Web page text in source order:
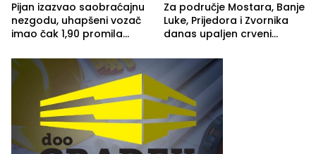
Pijan izazvao saobraćajnu
nezgodu, uhapšeni vozač
imao čak 1,90 promila
Za područje Mostara, Banje
Luke, Prijedora i Zvornika
danas upaljen crveni